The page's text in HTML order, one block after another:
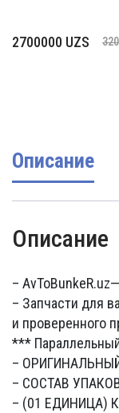
Первоначальная
2700000 UZS
Текущая
Описание
Описание
– AvToBunkeR.uz
– Запчасти для
и проверенного
***
–
– СОСТАВ
– (01 ЕДИНИЦА)